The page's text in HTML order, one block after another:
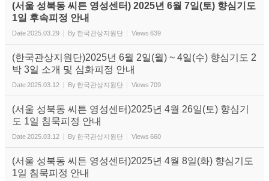
(서울 성북동 씨튼 영성센터) 2025년 6월 7일(토) 향심기도
1일 후속피정 안내
Date2025.03.29 By 한국관상지원단 Views 639
(한국관상지원단)2025년 6월 2일(월) ~ 4일(수) 향심기도 2
박 3일 소개 및 심화피정 안내
Date2025.03.12 By 한국관상지원단 Views 709
(서울 성북동 씨튼 영성센터)2025년 4월 26일(토) 향심기
도 1일 침묵피정 안내
Date2025.03.12 By 한국관상지원단 Views 660
(서울 성북동 씨튼 영성센터)2025년 4월 8일(화) 향심기도
1일 침묵피정 안내